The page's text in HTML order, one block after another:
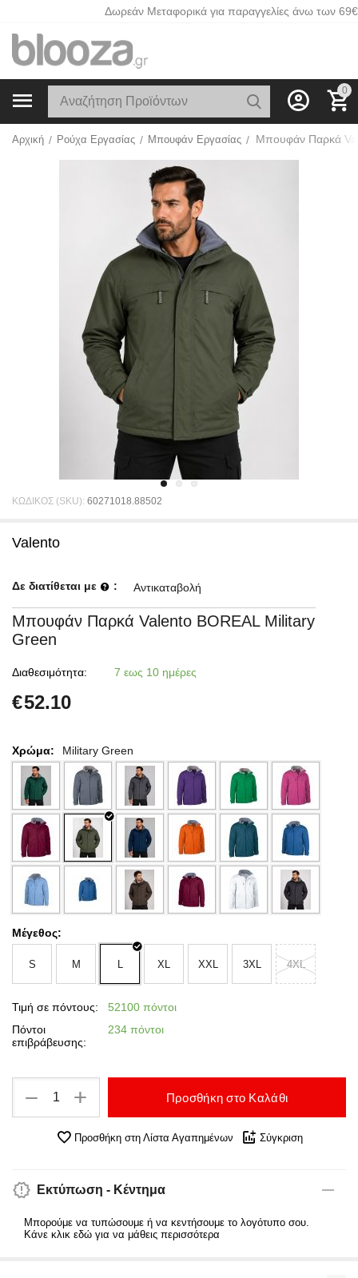
Δωρεάν Μεταφορικά για παραγγελίες άνω των 69€
0
Αρχική / Ρούχα Εργασίας / Μπουφάν Εργασίας /
ΚΩΔΙΚΟΣ (SKU): 60271018.88502
Valento
Δε διατίθεται με : Αντικαταβολή
Μπουφάν Παρκά Valento BOREAL Military
Green
Διαθεσιμότητα: 7 εως 10 ημέρες
€52.10
Χρώμα: Military Green
Μέγεθος:
S M L XL XXL 3XL 4XL
Τιμή σε πόντους:
52100 πόντοι
Πόντοι
επιβράβευσης:
234 πόντοι
+
− Προσθήκη στο Καλάθι
Προσθήκη στη Λίστα Αγαπημένων Σύγκριση
Εκτύπωση - Κέντημα
Μπορούμε να τυπώσουμε ή να κεντήσουμε το λογότυπο σου.
Κάνε κλικ εδώ για να μάθεις περισσότερα